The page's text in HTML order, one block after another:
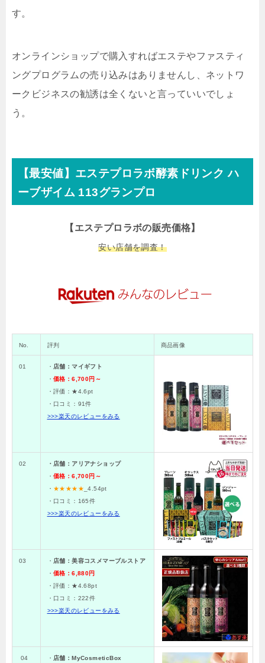
す。
オンラインショップで購入すればエステやファスティ
ングプログラムの売り込みはありませんし、ネットワ
ークビジネスの勧誘は全くないと言っていいでしょ
う。
【最安値】エステプロラボ酵素ドリンク ハ
ーブザイム 113グランプロ
【エステプロラボの販売価格】
安い店舗を調査！
No. 評判 商品画像
01 ・ 店舗：マイギフト
・ 価格：6,700円～
・評価：★4.6pt
・口コミ：91件
>>>楽天のレビューをみる
02
・店舗：アリアナショップ
・ 価格：6,700円～
・ ★★★★★ _4.54pt
・口コミ： 165件
>>>楽天のレビューをみる
03 ・ 店舗：美容コスメマーブルストア
・ 価格：6,880円
・評価：★4.68pt
・口コミ： 222件
>>>楽天のレビューをみる
04 ・ 店舗：MyCosmeticBox